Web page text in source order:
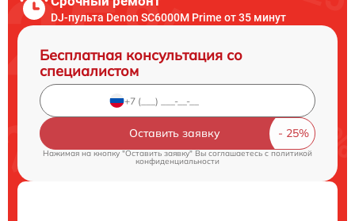
DJ-пульта Denon SC6000M Prime от 35 минут
Бесплатная консультация со
специалистом
Оставить заявку
Нажимая на кнопку "Оставить заявку" Вы соглашаетесь c политикой
конфиденциальности